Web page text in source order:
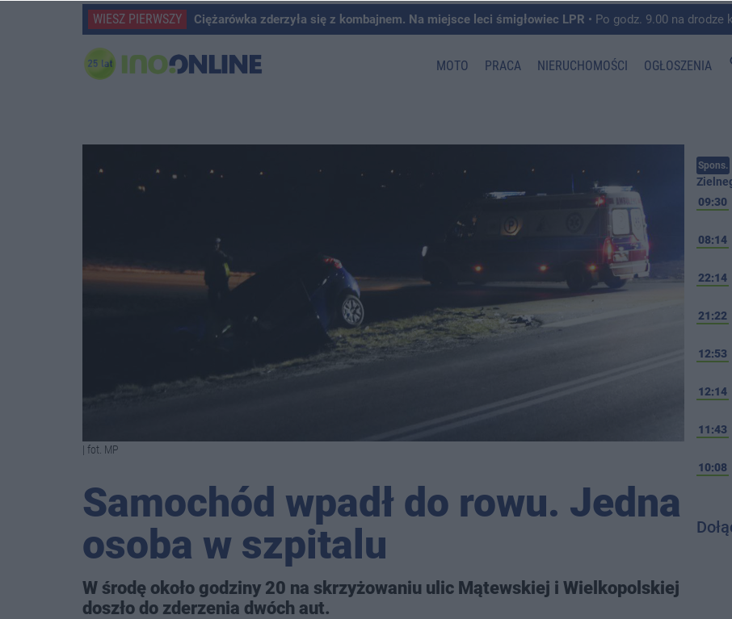
WIESZ PIERWSZY Ciężarówka zderzyła się z kombajnem. Na miejsce leci śmigłowiec LPR • Po godz. 9.00 na drodze krajowej pomiędzy
MOTO PRACA NIERUCHOMOŚCI OGŁOSZENIA
| fot. MP
Samochód wpadł do rowu. Jedna
osoba w szpitalu
W środę około godziny 20 na skrzyżowaniu ulic Mątewskiej i Wielkopolskiej
doszło do zderzenia dwóch aut.
Spons.
09:30
08:14
22:14
21:22
12:53
12:14
11:43
10:08